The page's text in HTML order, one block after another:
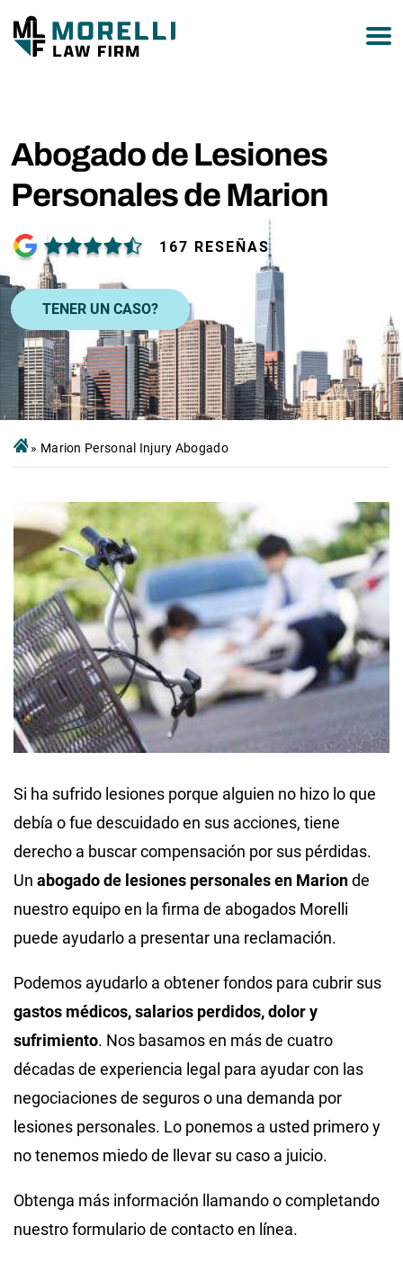
Abogado de Lesiones
Personales de Marion
167 RESEÑAS
TENER UN CASO?
» Marion Personal Injury Abogado
Si ha sufrido lesiones porque alguien no hizo lo que
debía o fue descuidado en sus acciones, tiene
derecho a buscar compensación por sus pérdidas.
Un abogado de lesiones personales en Marionde
nuestro equipo en la firma de abogados Morelli
puede ayudarlo a presentar una reclamación.
Podemos ayudarlo a obtener fondos para cubrir sus
gastos médicos, salarios perdidos, dolor y
sufrimiento. Nos basamos en más de cuatro
décadas de experiencia legal para ayudar con las
negociaciones de seguros o una demanda por
lesiones personales. Lo ponemos a usted primero y
no tenemos miedo de llevar su caso a juicio.
Obtenga más información llamando o completando
nuestro formulario de contacto en línea.